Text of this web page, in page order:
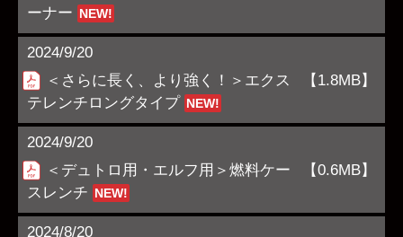
ーナー NEW!
2024/9/20
＜さらに長く、より強く！＞エクス
テレンチロングタイプ NEW!
【1.8MB】
2024/9/20
＜デュトロ用・エルフ用＞燃料ケー
スレンチ NEW!
【0.6MB】
2024/8/20